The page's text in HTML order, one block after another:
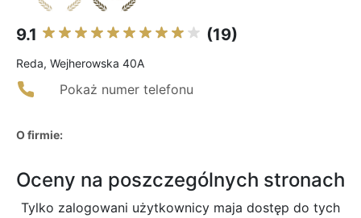
9.1 (19)
Reda, Wejherowska 40A
Pokaż numer telefonu
O firmie:
Oceny na poszczególnych stronach
Tylko zalogowani użytkownicy maja dostęp do tych